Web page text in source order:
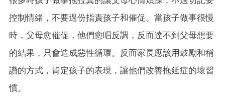
控制情緒，不要過份指責孩子和催促。當孩子做事很慢
時，父母愈催促，他們愈唱反調，反而達不到父母想要
的結果，只會造成惡性循環。反而家長應該用鼓勵和稱
讚的方式，肯定孩子的表現，讓他們改善拖延症的壞習
慣。